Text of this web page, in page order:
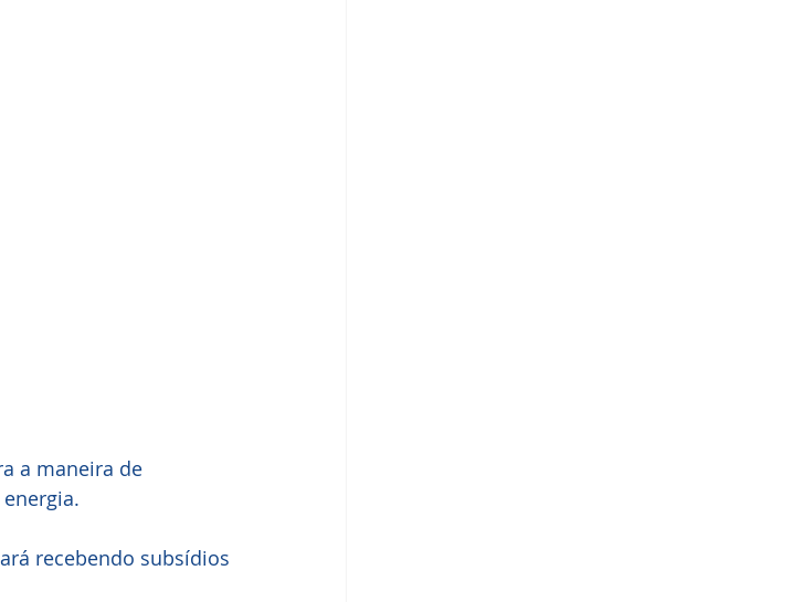
a maneira de
recebendo subsídios